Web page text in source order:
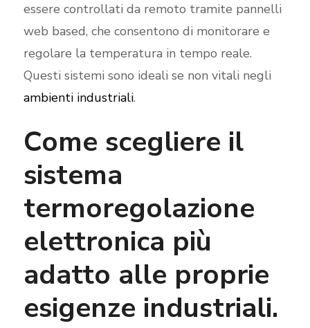
essere controllati da remoto tramite pannelli
web based, che consentono di monitorare e
regolare la temperatura in tempo reale.
Questi sistemi sono ideali se non vitali negli
ambienti industriali.
Come scegliere il
sistema
termoregolazione
elettronica più
adatto alle proprie
esigenze industriali.